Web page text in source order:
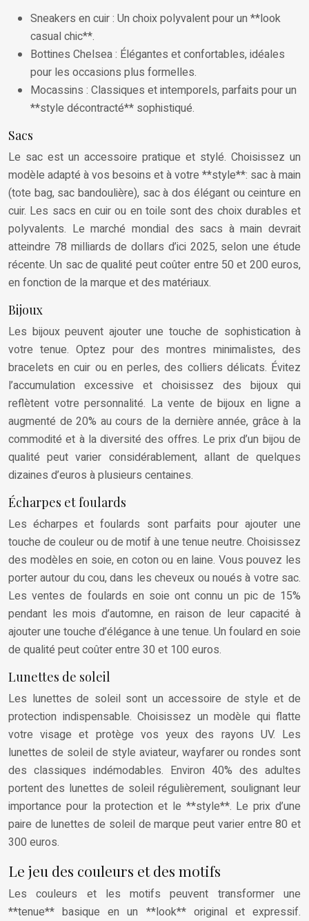
Sneakers en cuir : Un choix polyvalent pour un **look
casual chic**.
Bottines Chelsea : Élégantes et confortables, idéales
pour les occasions plus formelles.
Mocassins : Classiques et intemporels, parfaits pour un
**style décontracté** sophistiqué.
Sacs
Le sac est un accessoire pratique et stylé. Choisissez un
modèle adapté à vos besoins et à votre **style**: sac à main
(tote bag, sac bandoulière), sac à dos élégant ou ceinture en
cuir. Les sacs en cuir ou en toile sont des choix durables et
polyvalents. Le marché mondial des sacs à main devrait
atteindre 78 milliards de dollars d’ici 2025, selon une étude
récente. Un sac de qualité peut coûter entre 50 et 200 euros,
en fonction de la marque et des matériaux.
Bijoux
Les bijoux peuvent ajouter une touche de sophistication à
votre tenue. Optez pour des montres minimalistes, des
bracelets en cuir ou en perles, des colliers délicats. Évitez
l’accumulation excessive et choisissez des bijoux qui
reflètent votre personnalité. La vente de bijoux en ligne a
augmenté de 20% au cours de la dernière année, grâce à la
commodité et à la diversité des offres. Le prix d’un bijou de
qualité peut varier considérablement, allant de quelques
dizaines d’euros à plusieurs centaines.
Écharpes et foulards
Les écharpes et foulards sont parfaits pour ajouter une
touche de couleur ou de motif à une tenue neutre. Choisissez
des modèles en soie, en coton ou en laine. Vous pouvez les
porter autour du cou, dans les cheveux ou noués à votre sac.
Les ventes de foulards en soie ont connu un pic de 15%
pendant les mois d’automne, en raison de leur capacité à
ajouter une touche d’élégance à une tenue. Un foulard en soie
de qualité peut coûter entre 30 et 100 euros.
Lunettes de soleil
Les lunettes de soleil sont un accessoire de style et de
protection indispensable. Choisissez un modèle qui flatte
votre visage et protège vos yeux des rayons UV. Les
lunettes de soleil de style aviateur, wayfarer ou rondes sont
des classiques indémodables. Environ 40% des adultes
portent des lunettes de soleil régulièrement, soulignant leur
importance pour la protection et le **style**. Le prix d’une
paire de lunettes de soleil de marque peut varier entre 80 et
300 euros.
Le jeu des couleurs et des motifs
Les couleurs et les motifs peuvent transformer une
**tenue** basique en un **look** original et expressif.